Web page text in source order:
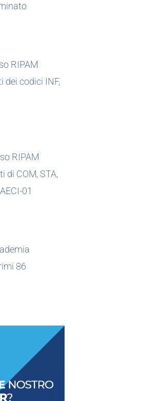
RIPAM
dei codici INF,
RIPAM
di COM, STA,
01
86